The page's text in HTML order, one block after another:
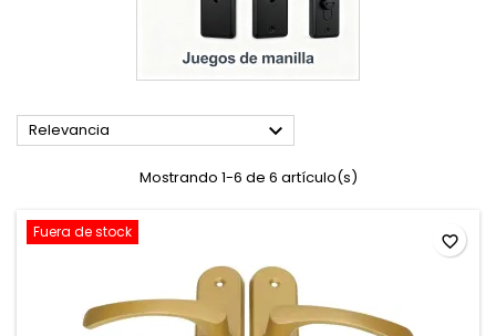
Relevancia 
Mostrando 1-6 de 6 artículo(s)
Fuera de stock favorite_border